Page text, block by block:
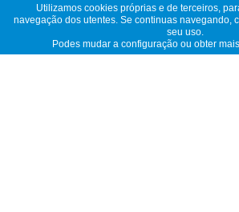
Utilizamos cookies próprias e de terceiros,
navegação dos utentes. Se continuas navegando,
seu uso.
Podes mudar a configuração ou obter